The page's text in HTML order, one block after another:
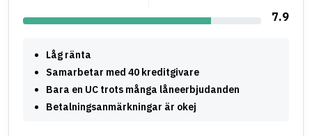
7.9
Låg ränta
Samarbetar med 40 kreditgivare
Bara en UC trots många låneerbjudanden
Betalningsanmärkningar är okej